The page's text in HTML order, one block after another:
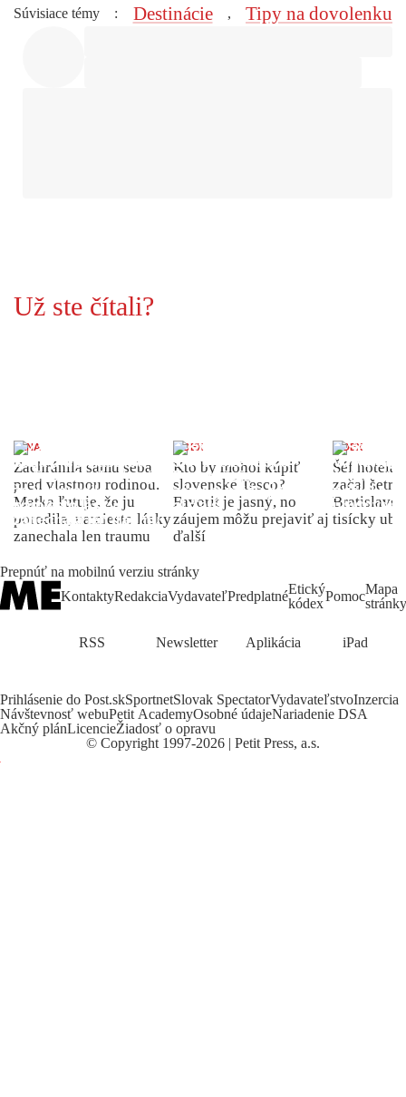
Súvisiace témy : Destinácie , Tipy na dovolenku
Už ste čítali?
ŽENA
Zachránila samu seba
pred vlastnou rodinou.
Matka ľutuje, že ju
porodila, namiesto lásky
zanechala len traumu
INDEX
Kto by mohol kúpiť
slovenské Tesco?
Favorit je jasný, no
záujem môžu prejaviť aj
ďalší
INDEX
Šéf
začal
Bratislave
tisícky
Prepnúť na mobilnú verziu stránky
KontaktyRedakciaVydavateľPredplatnéEtický
kódexPomocMapa
stránky
RSS Newsletter Aplikácia iPad
Prihlásenie do Post.skSportnetSlovak SpectatorVydavateľstvoInzercia
Návštevnosť webuPetit AcademyOsobné údajeNariadenie DSA
Akčný plánLicencieŽiadosť o opravu
© Copyright 1997-2026 | Petit Press, a.s.